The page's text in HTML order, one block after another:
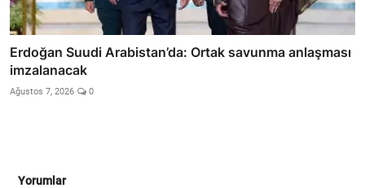
Erdoğan Suudi Arabistan’da: Ortak savunma anlaşması
imzalanacak
Ağustos 7, 2026 0
Yorumlar